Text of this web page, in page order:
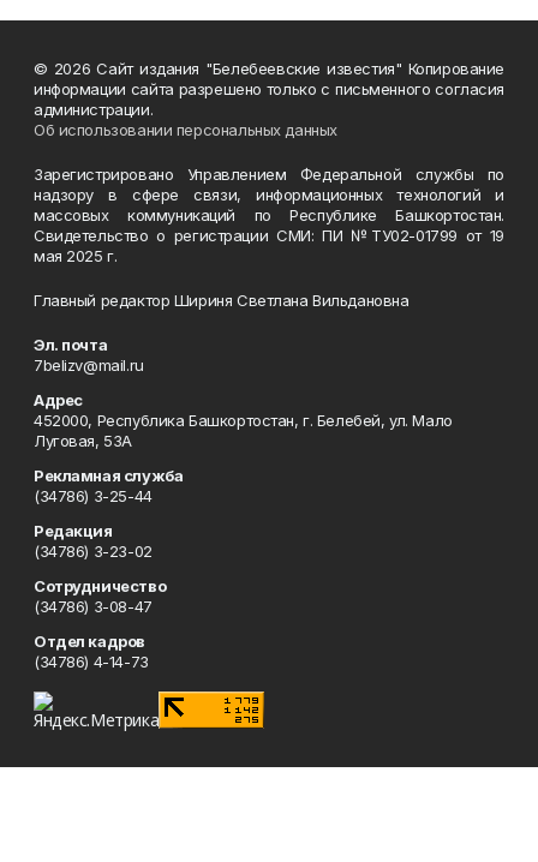
© 2026 Сайт издания "Белебеевские известия" Копирование
информации сайта разрешено только с письменного согласия
администрации.
Об использовании персональных данных
Зарегистрировано Управлением Федеральной службы по
надзору в сфере связи, информационных технологий и
массовых коммуникаций по Республике Башкортостан.
Свидетельство о регистрации СМИ: ПИ №ТУ02-01799 от 19
мая 2025 г.
Главный редактор Шириня Светлана Вильдановна
Эл. почта
7belizv@mail.ru
Адрес
452000, Республика Башкортостан, г. Белебей, ул. Мало
Луговая, 53А
Рекламная служба
(34786) 3-25-44
Редакция
(34786) 3-23-02
Сотрудничество
(34786) 3-08-47
Отдел кадров
(34786) 4-14-73